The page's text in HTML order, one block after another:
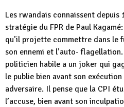
Les rwandais connaissent depuis
stratégie du FPR de Paul
qu’il projette commettre dans le
son ennemi et l’auto-
politicien habile a un joker qui
le publie bien avant son
adversaire. Il pense que la CPI
l’accuse, bien avant son